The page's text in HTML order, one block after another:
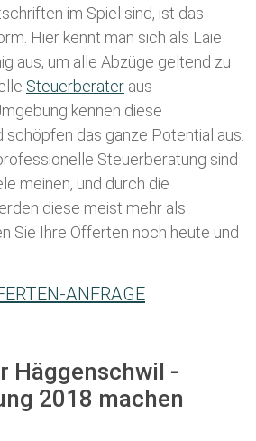
im Spiel sind, ist das
Hier kennt man sich als Laie
aus, um alle Abzüge geltend zu
Steuerberater aus
kennen diese
schöpfen das ganze Potential aus.
Steuerberatung sind
meinen, und durch die
diese meist mehr als
Sie Ihre Offerten noch heute und
ANFRAGE
Häggenschwil -
2018 machen